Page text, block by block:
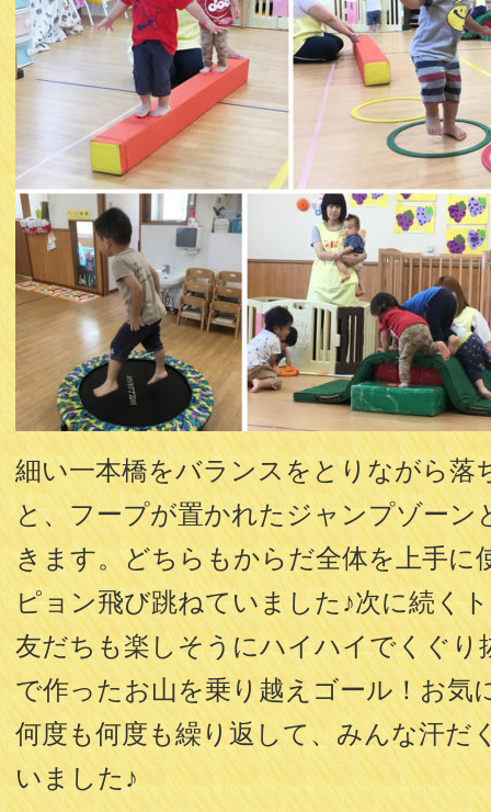
細い一本橋をバランスをとりながら落
と、フープが置かれたジャンプゾーン
きます。どちらもからだ全体を上手に
ピョン飛び跳ねていました♪次に続く
友だちも楽しそうにハイハイでくぐり
で作ったお山を乗り越えゴール！お気
何度も何度も繰り返して、みんな汗だ
いました♪